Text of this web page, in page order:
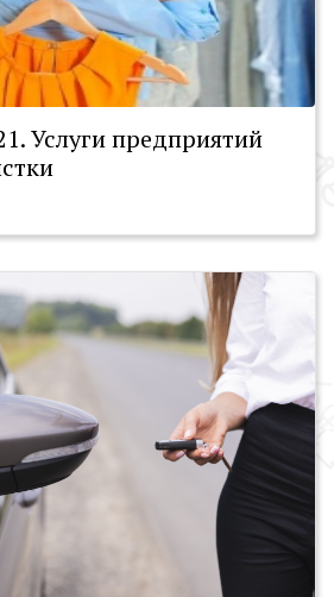
Услуги предприятий